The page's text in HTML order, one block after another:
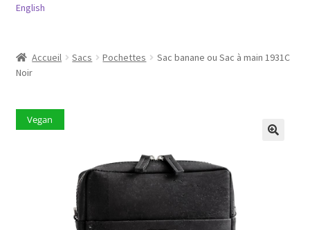
Porte-monnaies
enfant
le
enfant
Contact
English
Accueil Sacs Pochettes
Sac banane ou Sac à main 1931C
Noir
Vegan